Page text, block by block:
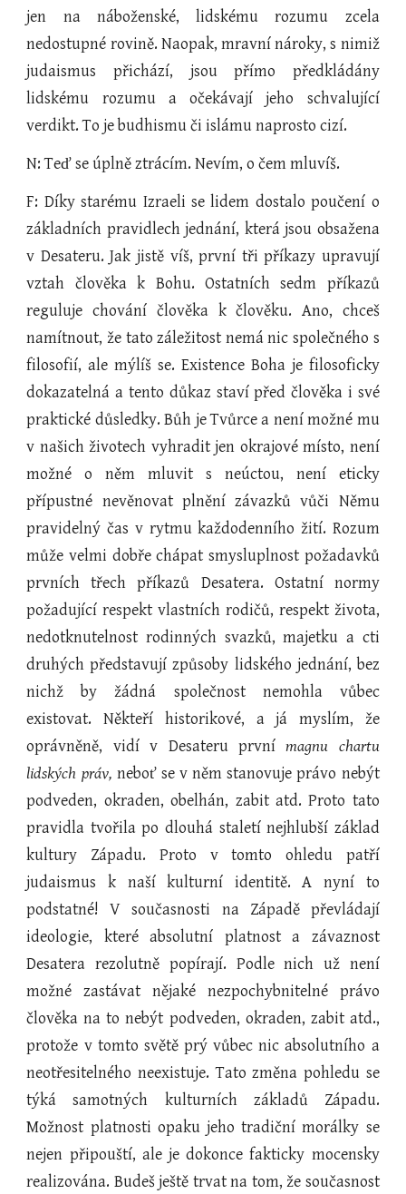
jen na náboženské, lidskému rozumu zcela
nedostupné rovině. Naopak, mravní nároky, s nimiž
judaismus přichází, jsou přímo předkládány
lidskému rozumu a očekávají jeho schvalující
verdikt. To je budhismu či islámu naprosto cizí.
N: Teď se úplně ztrácím. Nevím, o čem mluvíš.
F: Díky starému Izraeli se lidem dostalo poučení o
základních pravidlech jednání, která jsou obsažena
v Desateru. Jak jistě víš, první tři příkazy upravují
vztah člověka k Bohu. Ostatních sedm příkazů
reguluje chování člověka k člověku. Ano, chceš
namítnout, že tato záležitost nemá nic společného s
filosofií, ale mýlíš se. Existence Boha je filosoficky
dokazatelná a tento důkaz staví před člověka i své
praktické důsledky. Bůh je Tvůrce a není možné mu
v našich životech vyhradit jen okrajové místo, není
možné o něm mluvit s neúctou, není eticky
přípustné nevěnovat plnění závazků vůči Němu
pravidelný čas v rytmu každodenního žití. Rozum
může velmi dobře chápat smysluplnost požadavků
prvních třech příkazů Desatera. Ostatní normy
požadující respekt vlastních rodičů, respekt života,
nedotknutelnost rodinných svazků, majetku a cti
druhých představují způsoby lidského jednání, bez
nichž by žádná společnost nemohla vůbec
existovat. Někteří historikové, a já myslím, že
oprávněně, vidí v Desateru prvnímagnu chartu
lidských práv, neboť se v něm stanovuje právo nebýt
podveden, okraden, obelhán, zabit atd. Proto tato
pravidla tvořila po dlouhá staletí nejhlubší základ
kultury Západu. Proto v tomto ohledu patří
judaismus k naší kulturní identitě. A nyní to
podstatné! V současnosti na Západě převládají
ideologie, které absolutní platnost a závaznost
Desatera rezolutně popírají. Podle nich už není
možné zastávat nějaké nezpochybnitelné právo
člověka na to nebýt podveden, okraden, zabit atd.,
protože v tomto světě prý vůbec nic absolutního a
neotřesitelného neexistuje. Tato změna pohledu se
týká samotných kulturních základů Západu.
Možnost platnosti opaku jeho tradiční morálky se
nejen připouští, ale je dokonce fakticky mocensky
realizována. Budeš ještě trvat na tom, že současnost